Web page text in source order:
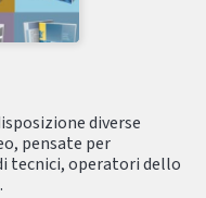
diverse
pensate per
tecnici, operatori dello